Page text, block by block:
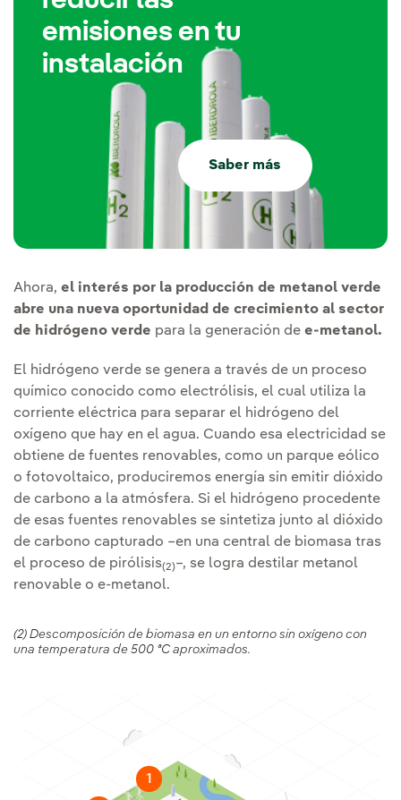
emisiones en tu
instalación
Saber más
Ahora, el interés por la producción de metanol verde
abre una nueva oportunidad de crecimiento al sector
de hidrógeno verde para la generación de e-metanol.
El hidrógeno verde se genera a través de un proceso
químico conocido como electrólisis, el cual utiliza la
corriente eléctrica para separar el hidrógeno del
oxígeno que hay en el agua. Cuando esa electricidad se
obtiene de fuentes renovables, como un parque eólico
o fotovoltaico, produciremos energía sin emitir dióxido
de carbono a la atmósfera. Si el hidrógeno procedente
de esas fuentes renovables se sintetiza junto al dióxido
de carbono capturado –en una central de biomasa tras
el proceso de pirólisis(2)–, se logra destilar metanol
renovable o e-metanol.
(2) Descomposición de biomasa en un entorno sin oxígeno con
una temperatura de 500 ªC aproximados.
1